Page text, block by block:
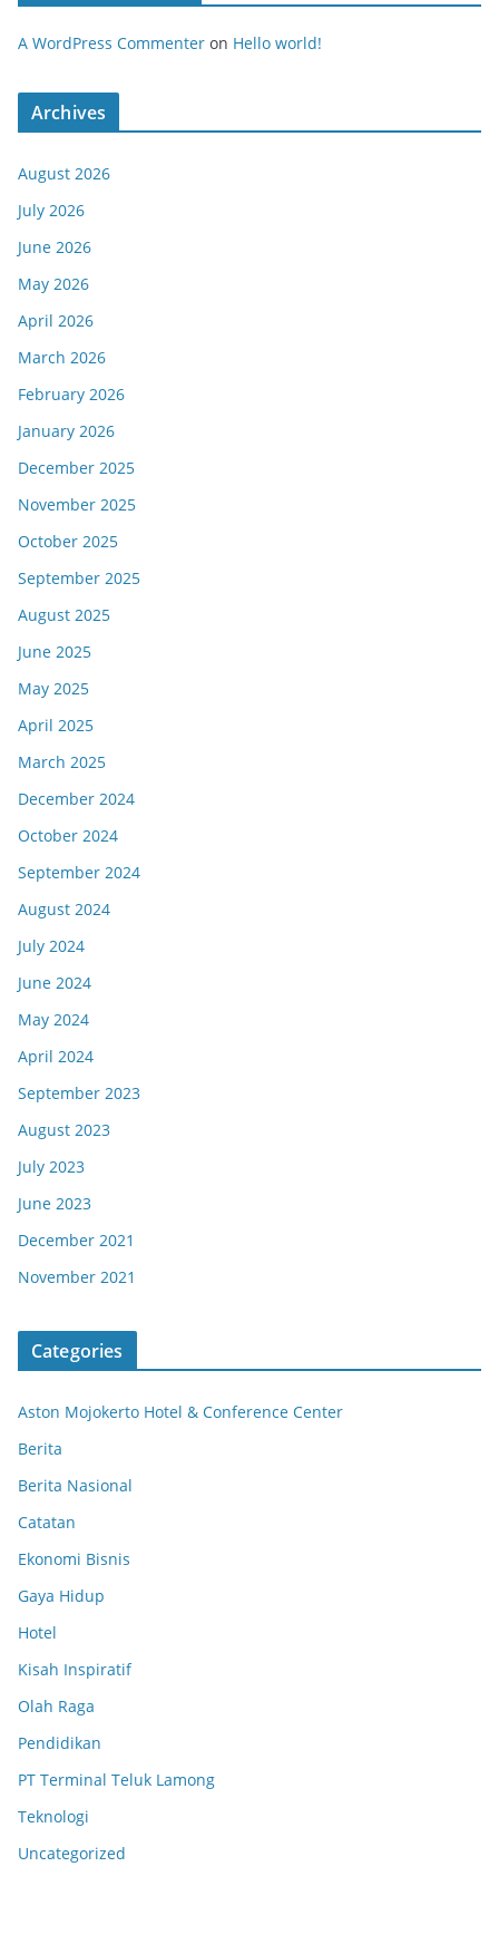
A WordPress Commenter on Hello world!
Archives
August 2026
July 2026
June 2026
May 2026
April 2026
March 2026
February 2026
January 2026
December 2025
November 2025
October 2025
September 2025
August 2025
June 2025
May 2025
April 2025
March 2025
December 2024
October 2024
September 2024
August 2024
July 2024
June 2024
May 2024
April 2024
September 2023
August 2023
July 2023
June 2023
December 2021
November 2021
Categories
Aston Mojokerto Hotel & Conference Center
Berita
Berita Nasional
Catatan
Ekonomi Bisnis
Gaya Hidup
Hotel
Kisah Inspiratif
Olah Raga
Pendidikan
PT Terminal Teluk Lamong
Teknologi
Uncategorized